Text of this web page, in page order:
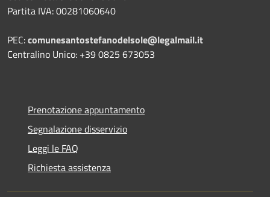
Partita IVA: 00281060640
PEC:comunesantostefanodelsole@legalmail.it
Centralino Unico: +39 0825 673053
Prenotazione appuntamento
Segnalazione disservizio
Leggi le FAQ
Richiesta assistenza